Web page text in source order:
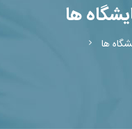
ها
ها